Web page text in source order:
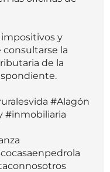
y
la
de la
#Alagón
#inmobiliaria